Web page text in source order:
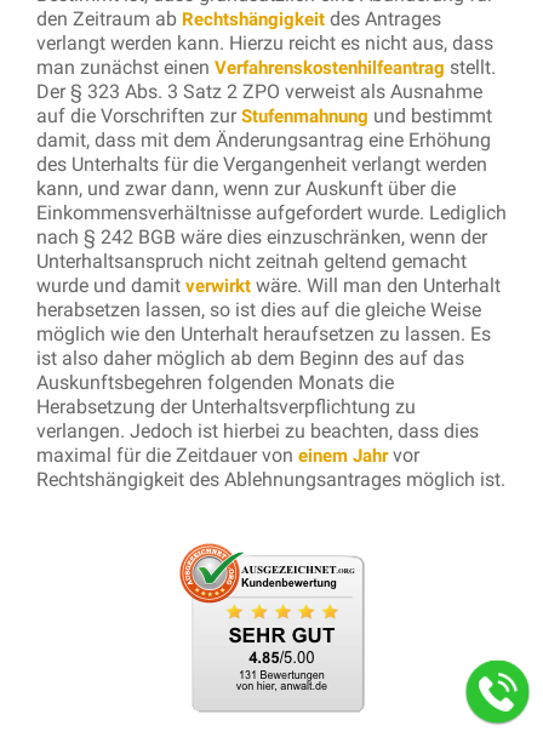
den Zeitraum ab Rechtshängigkeit des Antrages
verlangt werden kann. Hierzu reicht es nicht aus, dass
man zunächst einen Verfahrenskostenhilfeantrag stellt.
Der § 323 Abs. 3 Satz 2 ZPO verweist als Ausnahme
auf die Vorschriften zurStufenmahnung und bestimmt
damit, dass mit dem Änderungsantrag eine Erhöhung
des Unterhalts für die Vergangenheit verlangt werden
kann, und zwar dann, wenn zur Auskunft über die
Einkommensverhältnisse aufgefordert wurde. Lediglich
nach § 242 BGB wäre dies einzuschränken, wenn der
Unterhaltsanspruch nicht zeitnah geltend gemacht
wurde und damit verwirkt wäre. Will man den Unterhalt
herabsetzen lassen, so ist dies auf die gleiche Weise
möglich wie den Unterhalt heraufsetzen zu lassen. Es
ist also daher möglich ab dem Beginn des auf das
Auskunftsbegehren folgenden Monats die
Herabsetzung der Unterhaltsverpflichtung zu
verlangen. Jedoch ist hierbei zu beachten, dass dies
maximal für die Zeitdauer von einem Jahrvor
Rechtshängigkeit des Ablehnungsantrages möglich ist.